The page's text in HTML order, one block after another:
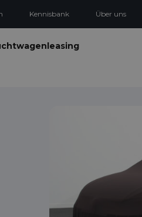
Kennisbank Über uns